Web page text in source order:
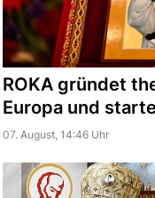
ROKA gründet
Europa und
07. August, 14:46 Uhr